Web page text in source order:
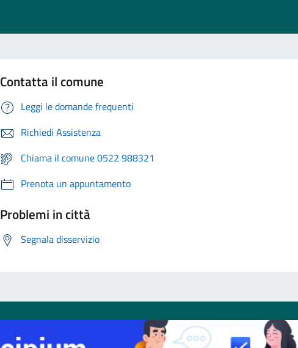
Contatta il comune
Leggi le domande frequenti
Richiedi Assistenza
Chiama il comune 0522 988321
Prenota un appuntamento
Problemi in città
Segnala disservizio